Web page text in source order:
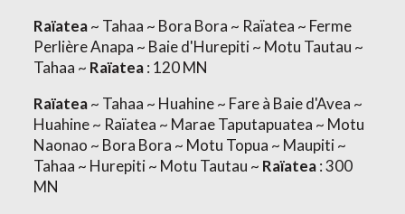
Raïatea~ Tahaa ~ Bora Bora ~ Raïatea ~ Ferme
Perlière Anapa ~ Baie d'Hurepiti ~ Motu Tautau ~
Tahaa ~ Raïatea: 120 MN
Raïatea~ Tahaa ~ Huahine ~ Fare à Baie d'Avea ~
Huahine ~ Raïatea ~ Marae Taputapuatea ~ Motu
Naonao ~ Bora Bora ~ Motu Topua ~ Maupiti ~
Tahaa ~ Hurepiti ~ Motu Tautau ~ Raïatea: 300
MN